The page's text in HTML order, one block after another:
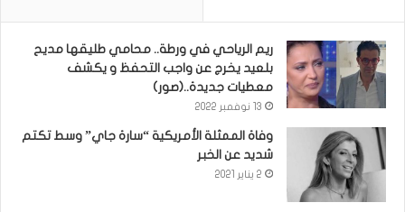
ريم الرياحي في ورطة.. محامي طليقها مديح
بلعيد يخرج عن واجب التحفظ و يكشف
معطيات جديدة..(صور)
13 نوفمبر 2022
وفاة الممثلة الأمريكية “سارة جاي” وسط تكتم
شديد عن الخبر
2 يناير 2021